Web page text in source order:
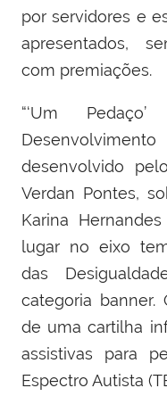
por servidores e
apresentados,
com premiações.
“‘Um
desenvolvido
Verdan Pontes,
Karina
lugar no eixo
das
categoria
de uma cartilha
assistivas para
Espectro Autista